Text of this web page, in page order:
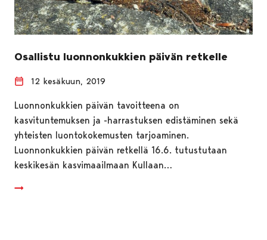
Osallistu luonnonkukkien päivän retkelle
12 kesäkuun, 2019
Luonnonkukkien päivän tavoitteena on
kasvituntemuksen ja -harrastuksen edistäminen sekä
yhteisten luontokokemusten tarjoaminen.
Luonnonkukkien päivän retkellä 16.6. tutustutaan
keskikesän kasvimaailmaan Kullaan…